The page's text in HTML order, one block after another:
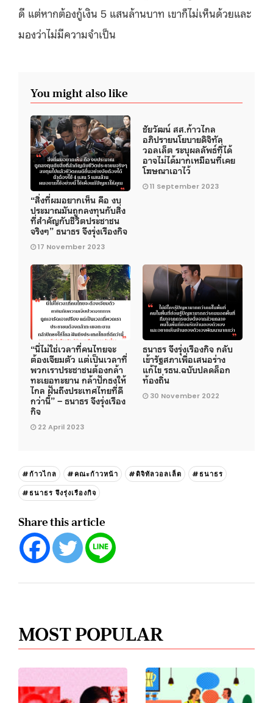
ดี แต่หากต้องกู้เงิน 5 แสนล้านบาท เขาก็ไม่เห็นด้วยและ
มองว่าไม่มีความจำเป็น
You might also like
“สิ่งที่ผมอยากเห็น คือ งบ
ประมาณมันถูกลงทุนกับสิ่ง
ที่สำคัญกับชีวิตประชาชน
จริงๆ” ธนาธร จึงรุ่งเรืองกิจ
17 November 2023
ชัยวัฒน์ สส.ก้าวไกล
อภิปรายนโยบายดิจิทัล
วอลเล็ต ระบุผลลัพธ์ที่ได้
อาจไม่ได้มากเหมือนที่เคย
โฆษณาเอาไว้
11 September 2023
“นี่ไม่ใช่เวลาที่คนไทยจะ
ต้องเจียมตัว แต่เป็นเวลาที่
พวกเราประชาชนต้องกล้า
ทะเยอทะยาน กล้าปักธงให้
ไกล ฝันถึงประเทศไทยที่ดี
กว่านี้” – ธนาธร จึงรุ่งเรือง
กิจ
22 April 2023
ธนาธร จึงรุ่งเรืองกิจ กลับ
เข้ารัฐสภาเพื่อเสนอร่าง
แก้ไข รธน.ฉบับปลดล็อก
ท้องถิ่น
30 November 2022
#ก้าวไกล #คณะก้าวหน้า #ดิจิทัลวอลเล็ต
#ธนาธร
#ธนาธร จึงรุ่งเรืองกิจ
Share this article
MOST POPULAR